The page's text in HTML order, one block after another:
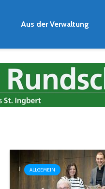
Aus der Verwaltung
ALLGEMEIN